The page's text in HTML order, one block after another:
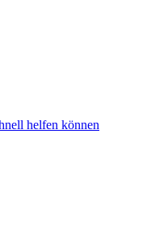
helfen können